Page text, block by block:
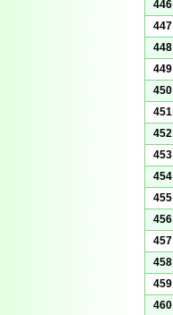
446
447
448
449
450
451
452
453
454
455
456
457
458
459
460